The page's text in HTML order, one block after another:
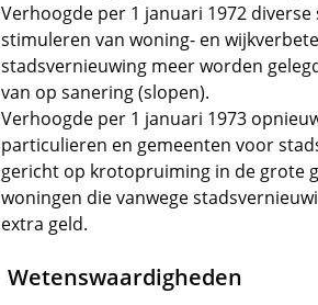
Verhoogde per 1 januari 1972
stimuleren van woning- en
stadsvernieuwing meer worden
van op sanering (slopen).
Verhoogde per 1 januari 1973
particulieren en gemeenten voor
gericht op krotopruiming in de grote
woningen die vanwege
extra geld.
Wetenswaardigheden